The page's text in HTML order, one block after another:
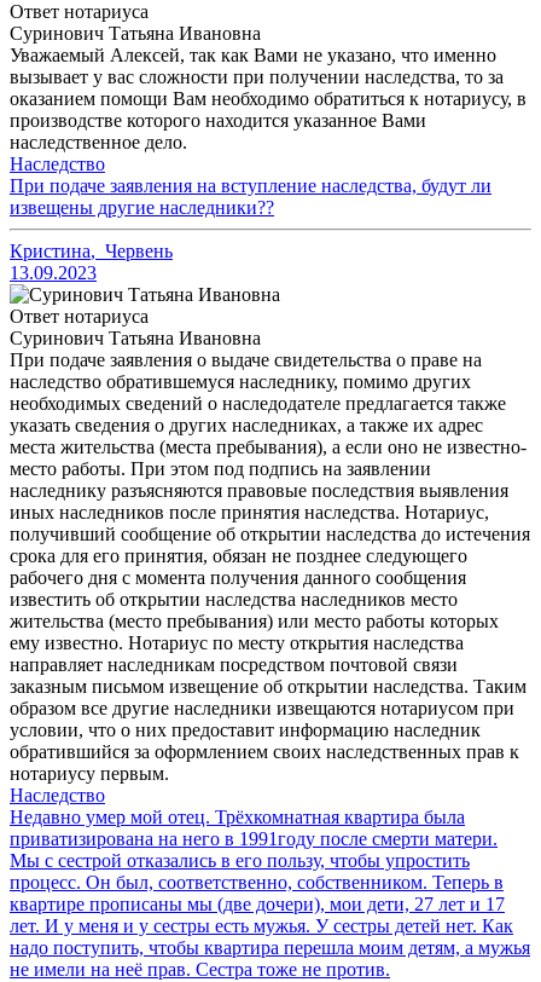
Ответ нотариуса
Суринович Татьяна Ивановна
Уважаемый Алексей, так как Вами не указано, что именно
вызывает у вас сложности при получении наследства, то за
оказанием помощи Вам необходимо обратиться к нотариусу, в
производстве которого находится указанное Вами
наследственное дело.
Наследство
При подаче заявления на вступление наследства, будут ли
извещены другие наследники??
Кристина, Червень
13.09.2023
Ответ нотариуса
Суринович Татьяна Ивановна
При подаче заявления о выдаче свидетельства о праве на
наследство обратившемуся наследнику, помимо других
необходимых сведений о наследодателе предлагается также
указать сведения о других наследниках, а также их адрес
места жительства (места пребывания), а если оно не известно-
место работы. При этом под подпись на заявлении
наследнику разъясняются правовые последствия выявления
иных наследников после принятия наследства. Нотариус,
получивший сообщение об открытии наследства до истечения
срока для его принятия, обязан не позднее следующего
рабочего дня с момента получения данного сообщения
известить об открытии наследства наследников место
жительства (место пребывания) или место работы которых
ему известно. Нотариус по месту открытия наследства
направляет наследникам посредством почтовой связи
заказным письмом извещение об открытии наследства. Таким
образом все другие наследники извещаются нотариусом при
условии, что о них предоставит информацию наследник
обратившийся за оформлением своих наследственных прав к
нотариусу первым.
Наследство
Недавно умер мой отец. Трёхкомнатная квартира была
приватизирована на него в 1991году после смерти матери.
Мы с сестрой отказались в его пользу, чтобы упростить
процесс. Он был, соответственно, собственником. Теперь в
квартире прописаны мы (две дочери), мои дети, 27 лет и 17
лет. И у меня и у сестры есть мужья. У сестры детей нет. Как
надо поступить, чтобы квартира перешла моим детям, а мужья
не имели на неё прав. Сестра тоже не против.